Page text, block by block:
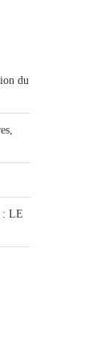
du
: LE